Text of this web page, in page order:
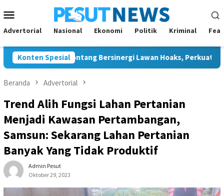
ke
kontenMobile
Advertorial Nasional Ekonomi Politik Kriminal
Konten Spesial
dan JMSI Bontang Bersinergi Lawan Hoaks, Perkuat Demokrasi
Beranda Advertorial
Trend Alih Fungsi Lahan Pertanian
Menjadi Kawasan Pertambangan,
Samsun: Sekarang Lahan Pertanian
Banyak Yang Tidak Produktif
Admin Pesut
Oktober 29, 2023